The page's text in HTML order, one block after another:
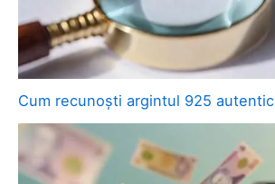
Cum recunoști argintul 925 autentic